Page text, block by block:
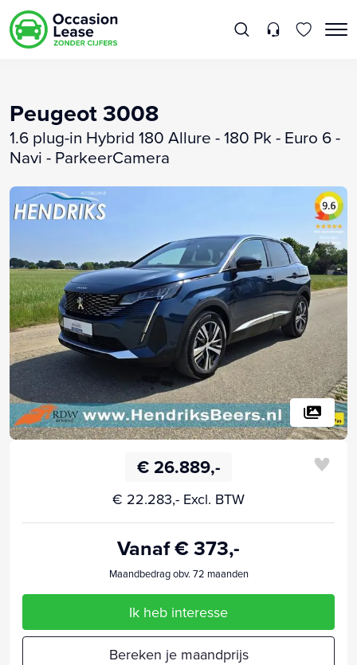
Peugeot 3008
1.6 plug-in Hybrid 180 Allure - 180 Pk - Euro 6 -
Navi - ParkeerCamera
€ 26.889,-
€ 22.283,- Excl. BTW
Vanaf € 373,-
Maandbedrag obv. 72 maanden
Ik heb interesse
Bereken je maandprijs